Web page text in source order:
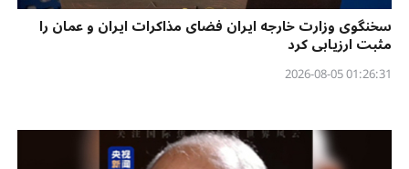
سخنگوی وزارت خارجه ایران فضای مذاکرات ایران و عمان را
مثبت ارزیابی کرد
01:26:31 2026-08-05